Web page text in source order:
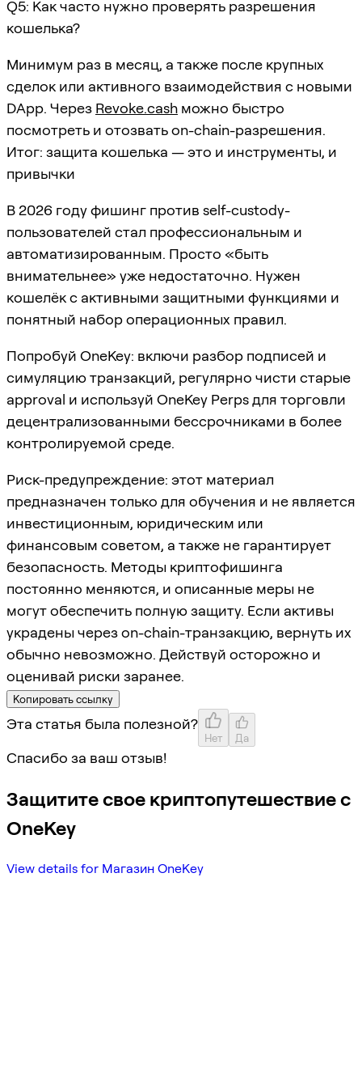
Q5: Как часто нужно проверять разрешения
кошелька?
Минимум раз в месяц, а также после крупных
сделок или активного взаимодействия с новыми
DApp. Через Revoke.cash можно быстро
посмотреть и отозвать on-chain-разрешения.
Итог: защита кошелька — это и инструменты, и
привычки
В 2026 году фишинг против self-custody-
пользователей стал профессиональным и
автоматизированным. Просто «быть
внимательнее» уже недостаточно. Нужен
кошелёк с активными защитными функциями и
понятный набор операционных правил.
Попробуй OneKey: включи разбор подписей и
симуляцию транзакций, регулярно чисти старые
approval и используй OneKey Perps для торговли
децентрализованными бессрочниками в более
контролируемой среде.
Риск-предупреждение: этот материал
предназначен только для обучения и не является
инвестиционным, юридическим или
финансовым советом, а также не гарантирует
безопасность. Методы криптофишинга
постоянно меняются, и описанные меры не
могут обеспечить полную защиту. Если активы
украдены через on-chain-транзакцию, вернуть их
обычно невозможно. Действуй осторожно и
оценивай риски заранее.
Копировать ссылку
Эта статья была полезной?
Нет Да
Спасибо за ваш отзыв!
Защитите свое криптопутешествие с
OneKey
View details for Магазин OneKey